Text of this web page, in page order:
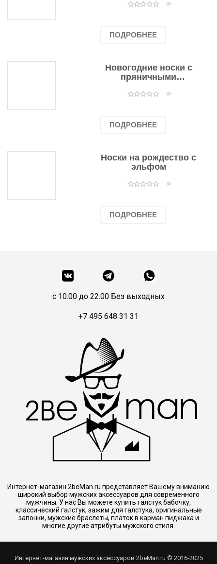
оленями(0)
ПОДРОБНЕЕ
Новогодние носки с
пряничными
(0)
ПОДРОБНЕЕ
Носки на рождество с
эльфом
(0)
ПОДРОБНЕЕ
c 10.00 до 22.00 Без выходных
+7 495 648 31 31
Интернет-магазин 2beMan.ru представляет Вашему вниманию
широкий выбор мужских аксессуаров для современного
мужчины. У нас Вы можете купить галстук бабочку,
классический галстук, зажим для галстука, оригинальные
запонки, мужские браслеты, платок в карман пиджака и
многие другие атрибуты мужского стиля.
Интернет-магазин мужских аксессуаров 2beMan.ru © 2016-2025